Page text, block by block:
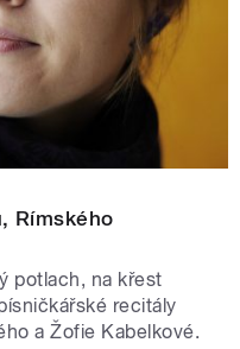
Rímského
potlach, na křest
recitály
a Žofie Kabelkové.